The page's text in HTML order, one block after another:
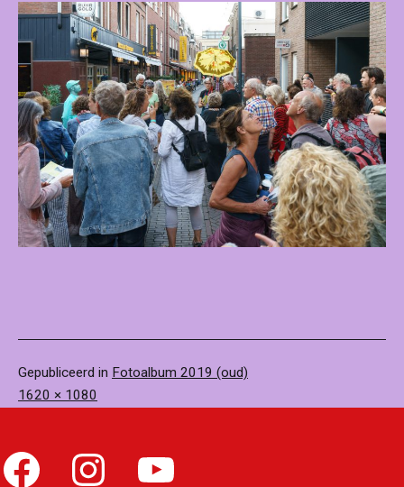
Gepubliceerd in Fotoalbum 2019 (oud)
Volledige
1620 × 1080
Facebook Instagram